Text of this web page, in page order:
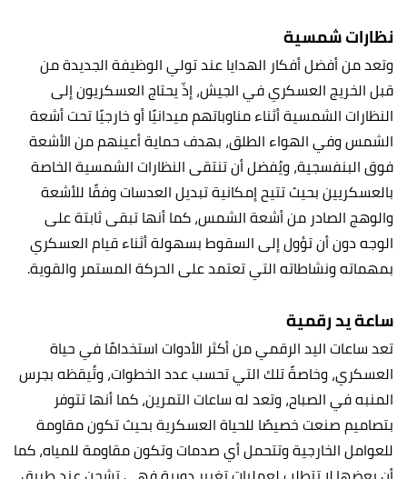
نظارات شمسية
وتعد من أفضلأفكار الهدايا عند تولي الوظيفة الجديدةمن
قبل الخريج العسكري في الجيش، إذّ يحتاج العسكريون إلى
النظارات الشمسية أثناء مناوباتهم ميدانيًا أو خارجيًا تحت أشعة
الشمس وفي الهواء الطلق، بهدف حماية أعينهم من الأشعة
فوق البنفسجية، ويُفضل أن تنتقى النظارات الشمسية الخاصة
بالعسكريين بحيث تتيح إمكانية تبديل العدسات وفقًا للأشعة
والوهج الصادر من أشعة الشمس، كما أنها تبقى ثابتة على
الوجه دون أن تؤول إلى السقوط بسهولة أثناء قيام العسكري
بمهماته ونشاطاته التي تعتمد على الحركة المستمر والقوية.
ساعة يد رقمية
تعد ساعات اليد الرقمي من أكثر الأدوات استخدامًا في حياة
العسكري، وخاصةً تلك التي تحسب عدد الخطوات، وتُيقظه بجرس
المنبه في الصباح، وتعد له ساعات التمرين، كما أنها تتوفر
بتصاميم صنعت خصيصًا للحياة العسكرية بحيث تكون مقاومة
للعوامل الخارجية وتتحمل أي صدمات وتكون مقاومة للمياه، كما